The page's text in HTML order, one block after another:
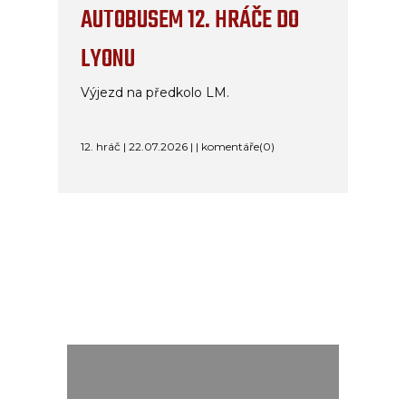
AUTOBUSEM 12. HRÁČE DO
LYONU
Výjezd na předkolo LM.
12. hráč | 22.07.2026 | | komentáře(0)